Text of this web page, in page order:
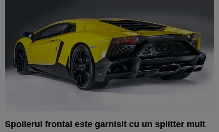
Spoilerul frontal este garnisit cu un splitter mult